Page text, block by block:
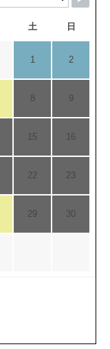
土 日
1 2
8 9
15 16
22 23
29 30